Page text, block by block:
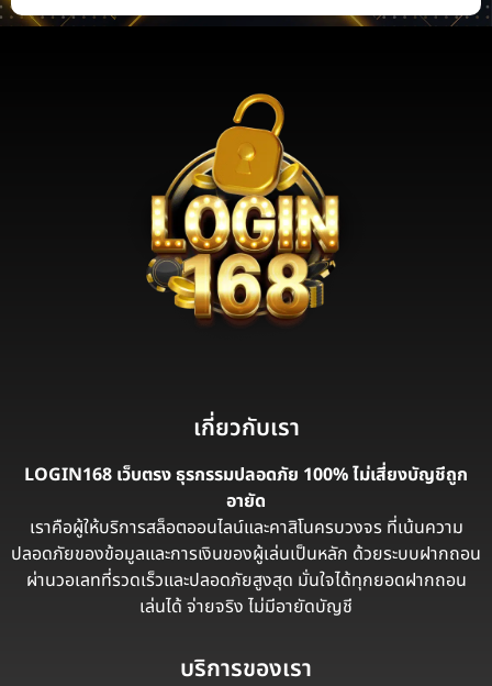
เกี่ยวกับเรา
LOGIN168 เว็บตรง ธุรกรรมปลอดภัย 100% ไม่เสี่ยงบัญชีถูก
อายัด
เราคือผู้ให้บริการสล็อตออนไลน์และคาสิโนครบวงจร ที่เน้นความ
ปลอดภัยของข้อมูลและการเงินของผู้เล่นเป็นหลัก ด้วยระบบฝากถอน
ผ่านวอเลทที่รวดเร็วและปลอดภัยสูงสุด มั่นใจได้ทุกยอดฝากถอน
เล่นได้ จ่ายจริง ไม่มีอายัดบัญชี
บริการของเรา